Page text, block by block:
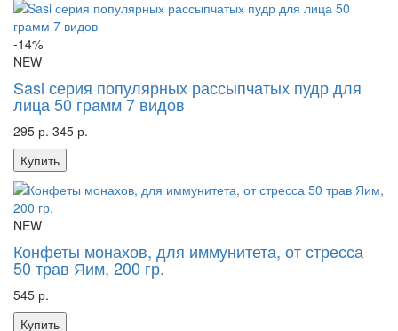
-14%
NEW
Sasi серия популярных рассыпчатых пудр для
лица 50 грамм 7 видов
295 р. 345 р.
Купить
NEW
Конфеты монахов, для иммунитета, от стресса
50 трав Яим, 200 гр.
545 р.
Купить